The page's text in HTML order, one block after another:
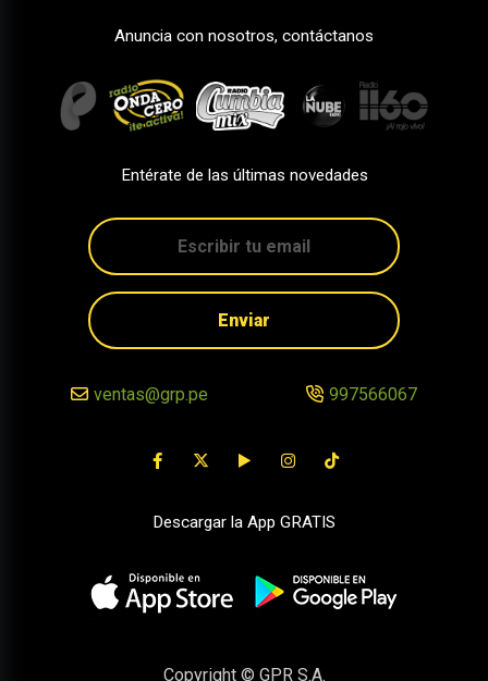
Anuncia con nosotros, contáctanos
Entérate de las últimas novedades
Enviar
ventas@grp.pe 997566067
Descargar la App GRATIS
Copyright © GPR S.A.